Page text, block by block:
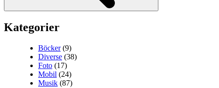
Kategorier
Böcker(9)
Diverse (38)
Foto (17)
Mobil (24)
Musik (87)